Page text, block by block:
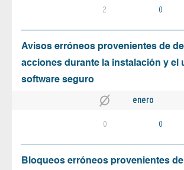
2 0
Avisos erróneos provenientes de
acciones durante la instalación y el
software seguro
enero
0 0
Bloqueos erróneos provenientes de